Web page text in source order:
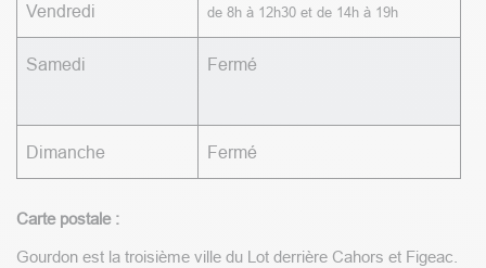
Vendredi de 8h à 12h30 et de 14h à 19h
Samedi Fermé
Dimanche Fermé
Carte postale :
Gourdon est la troisième ville du Lot derrière Cahors et Figeac.